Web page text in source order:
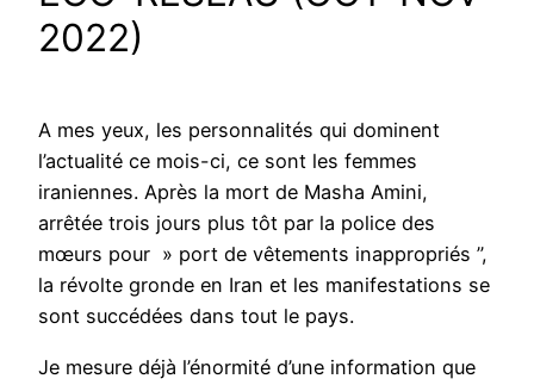
2022)
A mes yeux, les personnalités qui dominent
l’actualité ce mois-ci, ce sont les femmes
iraniennes. Après la mort de Masha Amini,
arrêtée trois jours plus tôt par la police des
mœurs pour » port de vêtements inappropriés ”,
la révolte gronde en Iran et les manifestations se
sont succédées dans tout le pays.
Je mesure déjà l’énormité d’une information que